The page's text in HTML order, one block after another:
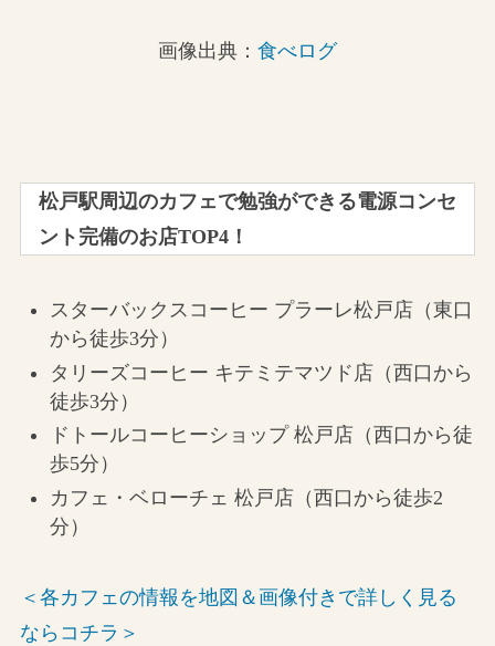
画像出典： 食べログ
松戸駅周辺のカフェで勉強ができる電源コンセ
ント完備のお店TOP4！
スターバックスコーヒー プラーレ松戸店（東口
から徒歩3分）
タリーズコーヒー キテミテマツド店（西口から
徒歩3分）
ドトールコーヒーショップ 松戸店（西口から徒
歩5分）
カフェ・ベローチェ 松戸店（西口から徒歩2
分）
＜各カフェの情報を地図＆画像付きで詳しく見る
ならコチラ＞